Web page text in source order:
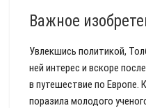
Важное
Увлекшись политикой,
ней интерес и вскоре
в путешествие по Европе.
поразила молодого